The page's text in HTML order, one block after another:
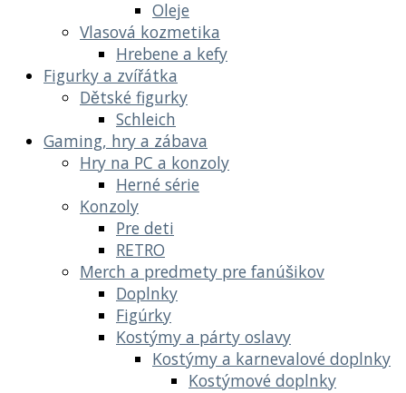
Oleje
Vlasová kozmetika
Hrebene a kefy
Figurky a zvířátka
Dětské figurky
Schleich
Gaming, hry a zábava
Hry na PC a konzoly
Herné série
Konzoly
Pre deti
RETRO
Merch a predmety pre fanúšikov
Doplnky
Figúrky
Kostýmy a párty oslavy
Kostýmy a karnevalové doplnky
Kostýmové doplnky